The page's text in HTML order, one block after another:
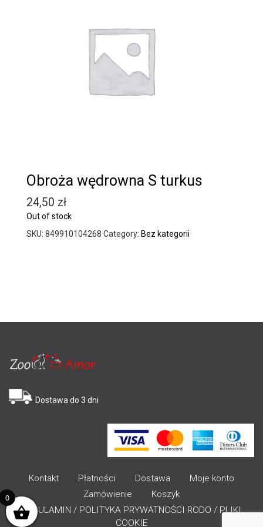
Obroża wędrowna S turkus
24,50 zł
Out of stock
SKU: 849910104268 Category: Bez kategorii
Dostawa do 3 dni
Kontakt Płatności Dostawa
Moje konto
Zamówienie
Koszyk
REGULAMIN / POLITYKA PRYWATNOŚCI RODO / PLIKI
COOKIE
0